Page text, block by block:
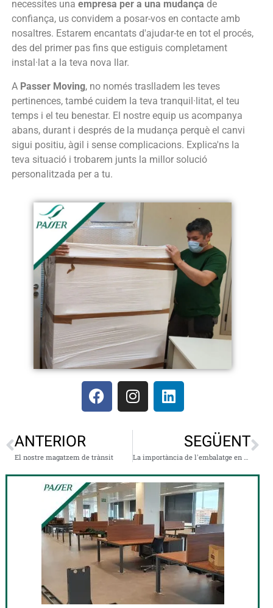
necessites una empresa per a una mudança de
confiança, us convidem a posar-vos en contacte amb
nosaltres. Estarem encantats d'ajudar-te en tot el procés,
des del primer pas fins que estiguis completament
instal·lat a la teva nova llar.
A Passer Moving, no només traslladem les teves
pertinences, també cuidem la teva tranquil·litat, el teu
temps i el teu benestar. El nostre equip us acompanya
abans, durant i després de la mudança perquè el canvi
sigui positiu, àgil i sense complicacions. Explica'ns la
teva situació i trobarem junts la millor solució
personalitzada per a tu.
ANTERIOR
El nostre magatzem de trànsit
SEGÜENT